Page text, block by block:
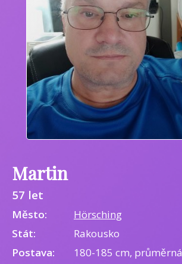
Martin
57 let
Město:
Hörsching
Stát:
Rakousko
Postava:
180-185 cm, průměrná